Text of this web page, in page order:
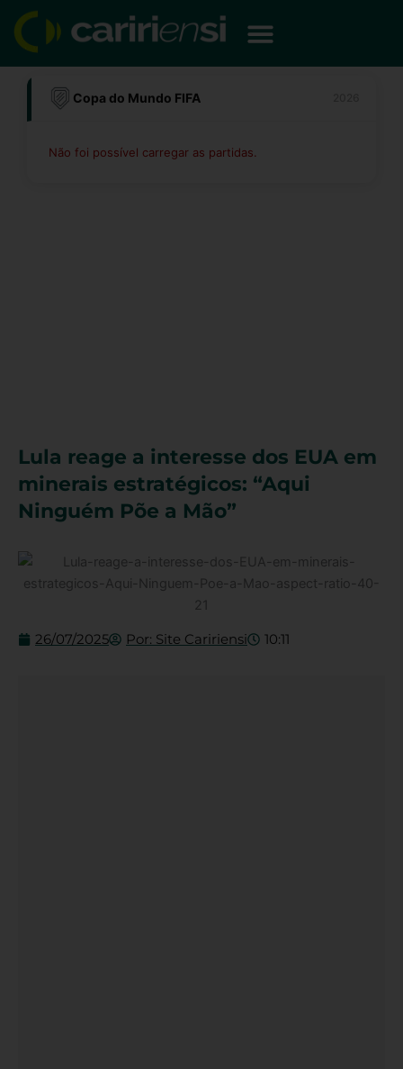
para
conteúdo
Copa do Mundo FIFA
Não foi possível carregar as partidas.
Lula reage a interesse dos EUA em
minerais estratégicos: “Aqui
Ninguém Põe a Mão”
26/07/2025 Por: Site Caririensi 10:11